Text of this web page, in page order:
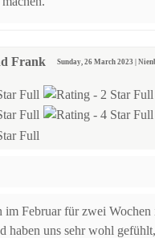
Frank Sunday, 26 March 2023 |
im Februar für zwei Wochen
haben uns sehr wohl